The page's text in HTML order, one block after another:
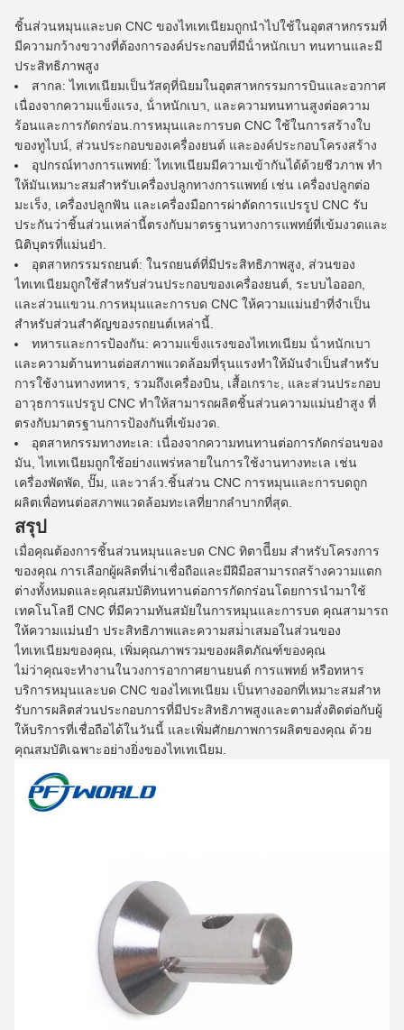
ชิ้นส่วนหมุนและบด CNC ของไทเทเนียมถูกนําไปใช้ในอุตสาหกรรมที่
มีความกว้างขวางที่ต้องการองค์ประกอบที่มีน้ําหนักเบา ทนทานและมี
ประสิทธิภาพสูง
สากล: ไทเทเนียมเป็นวัสดุที่นิยมในอุตสาหกรรมการบินและอวกาศ
เนื่องจากความแข็งแรง, น้ําหนักเบา, และความทนทานสูงต่อความ
ร้อนและการกัดกร่อน.การหมุนและการบด CNC ใช้ในการสร้างใบ
ของทูไบน์, ส่วนประกอบของเครื่องยนต์ และองค์ประกอบโครงสร้าง
อุปกรณ์ทางการแพทย์: ไทเทเนียมมีความเข้ากันได้ด้วยชีวภาพ ทํา
ให้มันเหมาะสมสําหรับเครื่องปลูกทางการแพทย์ เช่น เครื่องปลูกต่อ
มะเร็ง, เครื่องปลูกฟัน และเครื่องมือการผ่าตัดการแปรรูป CNC รับ
ประกันว่าชิ้นส่วนเหล่านี้ตรงกับมาตรฐานทางการแพทย์ที่เข้มงวดและ
นิติบุตรที่แม่นยํา.
อุตสาหกรรมรถยนต์: ในรถยนต์ที่มีประสิทธิภาพสูง, ส่วนของ
ไทเทเนียมถูกใช้สําหรับส่วนประกอบของเครื่องยนต์, ระบบไอออก,
และส่วนแขวน.การหมุนและการบด CNC ให้ความแม่นยําที่จําเป็น
สําหรับส่วนสําคัญของรถยนต์เหล่านี้.
ทหารและการป้องกัน: ความแข็งแรงของไทเทเนียม น้ําหนักเบา
และความต้านทานต่อสภาพแวดล้อมที่รุนแรงทําให้มันจําเป็นสําหรับ
การใช้งานทางทหาร, รวมถึงเครื่องบิน, เสื้อเกราะ, และส่วนประกอบ
อาวุธการแปรรูป CNC ทําให้สามารถผลิตชิ้นส่วนความแม่นยําสูง ที่
ตรงกับมาตรฐานการป้องกันที่เข้มงวด.
อุตสาหกรรมทางทะเล: เนื่องจากความทนทานต่อการกัดกร่อนของ
มัน, ไทเทเนียมถูกใช้อย่างแพร่หลายในการใช้งานทางทะเล เช่น
เครื่องพัดพัด, ปั๊ม, และวาล์ว.ชิ้นส่วน CNC การหมุนและการบดถูก
ผลิตเพื่อทนต่อสภาพแวดล้อมทะเลที่ยากลําบากที่สุด.
สรุป
เมื่อคุณต้องการชิ้นส่วนหมุนและบด CNC ทิตานีียม สําหรับโครงการ
ของคุณ การเลือกผู้ผลิตที่น่าเชื่อถือและมีฝีมือสามารถสร้างความแตก
ต่างทั้งหมดและคุณสมบัติทนทานต่อการกัดกร่อนโดยการนํามาใช้
เทคโนโลยี CNC ที่มีความทันสมัยในการหมุนและการบด คุณสามารถ
ให้ความแม่นยํา ประสิทธิภาพและความสม่ําเสมอในส่วนของ
ไทเทเนียมของคุณ, เพิ่มคุณภาพรวมของผลิตภัณฑ์ของคุณ
ไม่ว่าคุณจะทํางานในวงการอากาศยานยนต์ การแพทย์ หรือทหาร
บริการหมุนและบด CNC ของไทเทเนียม เป็นทางออกที่เหมาะสมสําห
รับการผลิตส่วนประกอบการที่มีประสิทธิภาพสูงและตามสั่งติดต่อกับผู้
ให้บริการที่เชื่อถือได้ในวันนี้ และเพิ่มศักยภาพการผลิตของคุณ ด้วย
คุณสมบัติเฉพาะอย่างยิ่งของไทเทเนียม.